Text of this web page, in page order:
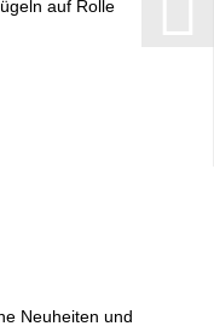
auf Rolle
Neuheiten und